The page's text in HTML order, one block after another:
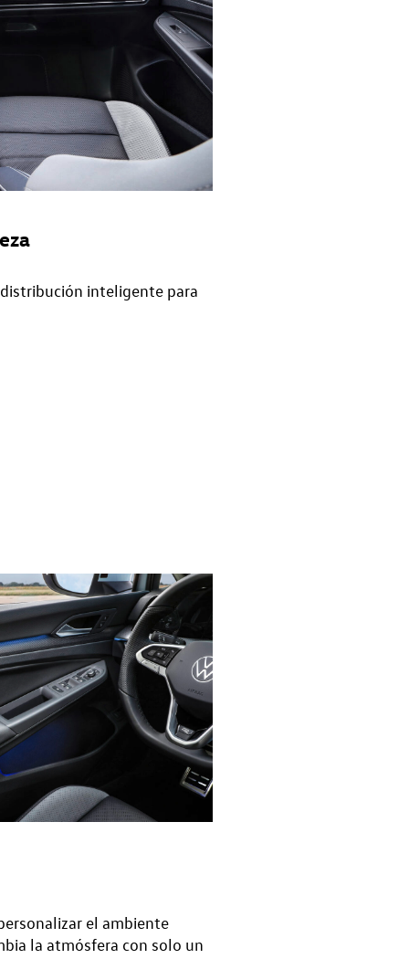
inteligente para
el ambiente
la atmósfera con solo un